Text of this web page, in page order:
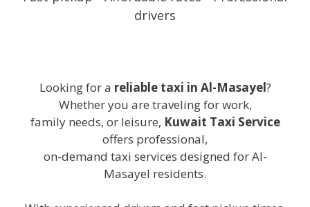
drivers
Looking for a reliable taxi in Al-Masayel?
Whether you are traveling for work,
family needs, or leisure, Kuwait Taxi Service
offers professional,
on-demand taxi services designed for Al-
Masayel residents.